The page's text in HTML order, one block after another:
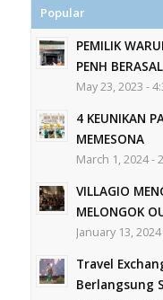
Popular
PEMILIK
PENH
May 23, 2023 -
4 KEUNIKAN
MEMESONA
March 1, 2024 -
VILLAGIO
MELONGOK
January 13,
Travel
Berlangsung